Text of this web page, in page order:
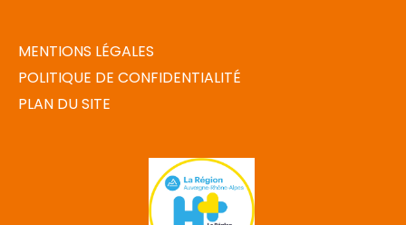
MENTIONS LÉGALES
POLITIQUE DE CONFIDENTIALITÉ
PLAN DU SITE